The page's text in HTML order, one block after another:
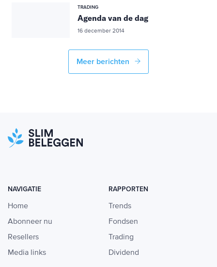
TRADING
Agenda van de dag
16 december 2014
Meer berichten
NAVIGATIE
Home
Abonneer nu
Resellers
Media links
RAPPORTEN
Trends
Fondsen
Trading
Dividend